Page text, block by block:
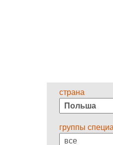
страна
группы